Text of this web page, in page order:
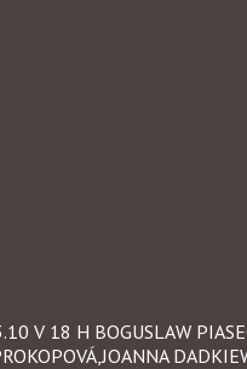
V 18 H BOGUSLAW